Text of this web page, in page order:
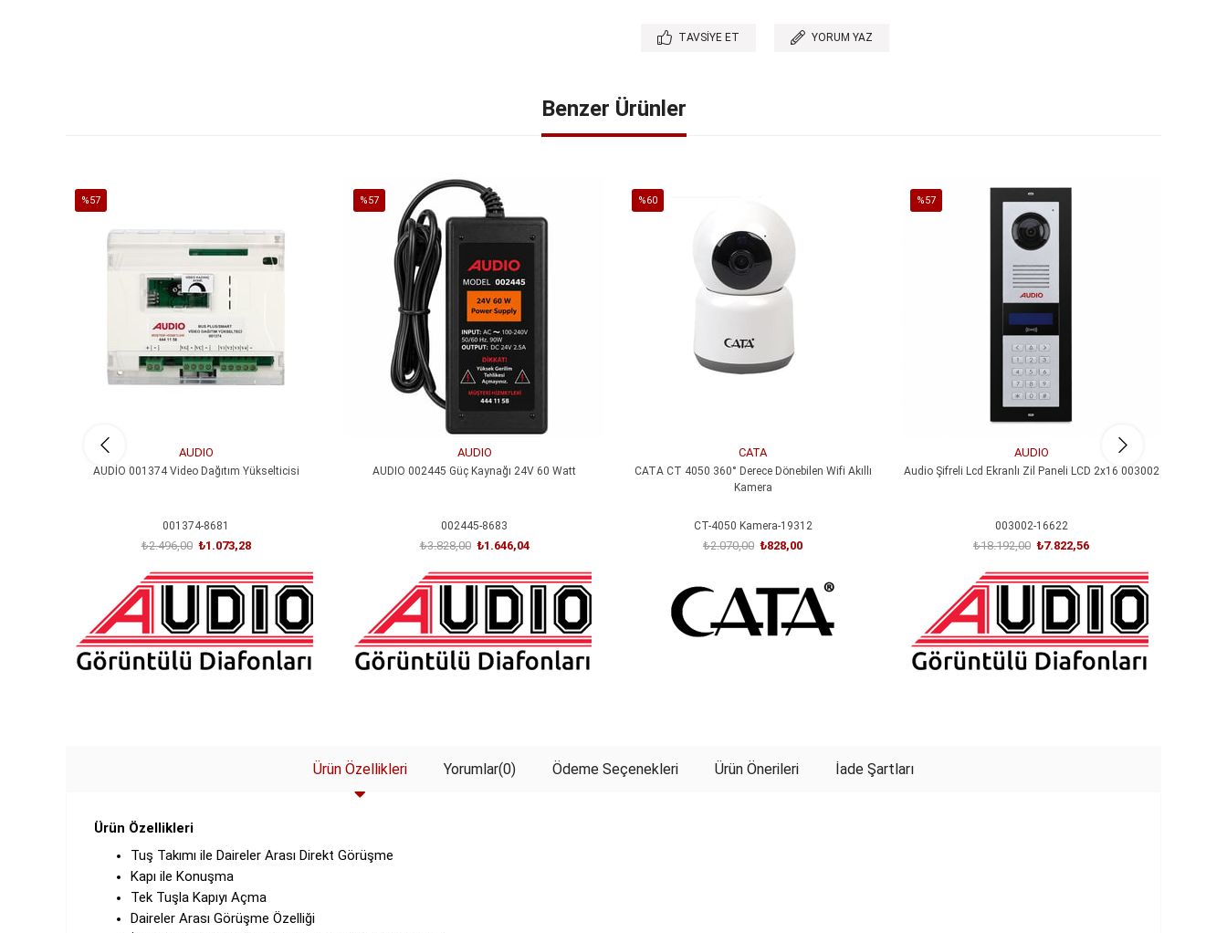
TAVSIYE ET YORUM YAZ
Benzer Ürünler
%57
%57İndirim
AUDIO
AUDİO 001374 Video Dağıtım Yükselticisi
001374-8681
₺1.073,28
₺2.496,00
%57
%57İndirim
AUDIO
AUDIO 002445 Güç Kaynağı 24V 60 Watt
002445-8683
₺1.646,04
₺3.828,00
%60
CATA
CATA CT 4050 360° Derece Dönebilen Wifi Akıllı
Kamera
CT-4050 Kamera-19312
₺828,00
₺2.070,00
%57
AUDIO
Audio Şifreli Lcd Ekranlı Zil Paneli LCD 2x16 003002
003002-16622
₺7.822,56
₺18.192,00
Ürün Özellikleri Yorumlar(0) Ödeme Seçenekleri Ürün Önerileri İade Şartları
Ürün Özellikleri
Tuş Takımı ile Daireler Arası Direkt Görüşme
Kapı ile Konuşma
Tek Tuşla Kapıyı Açma
Daireler Arası Görüşme Özelliği